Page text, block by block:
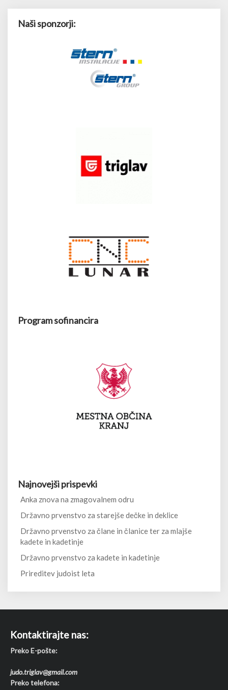
Naši sponzorji:
Program sofinancira
Najnovejši prispevki
Anka znova na zmagovalnem odru
Državno prvenstvo za starejše dečke in deklice
Državno prvenstvo za člane in članice ter za mlajše
kadete in kadetinje
Državno prvenstvo za kadete in kadetinje
Prireditev judoist leta
Kontaktirajte nas:
Preko E-pošte:
judo.triglav@gmail.com
Preko telefona: